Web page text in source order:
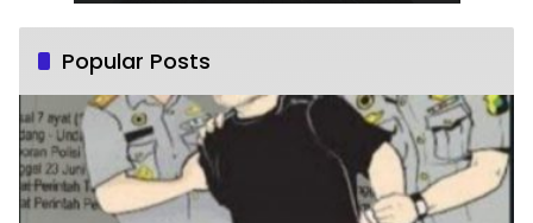
Popular Posts